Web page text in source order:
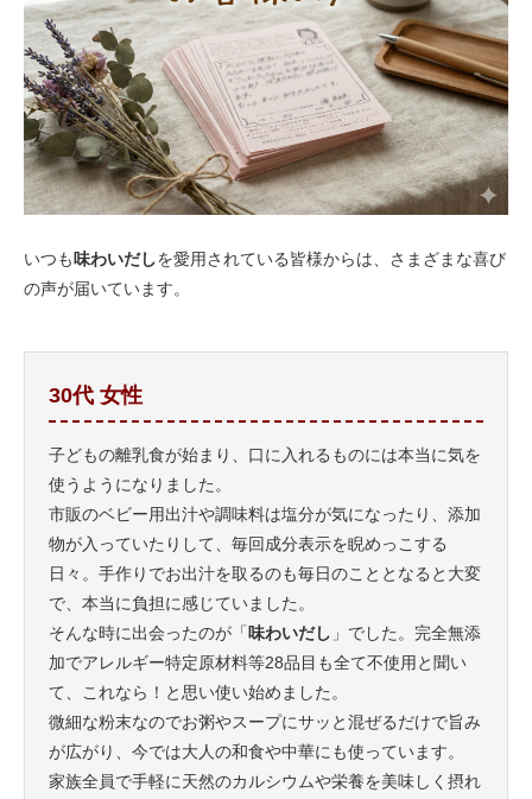
いつも味わいだしを愛用されている皆様からは、さまざまな喜び
の声が届いています。
30代 女性
子どもの離乳食が始まり、口に入れるものには本当に気を
使うようになりました。
市販のベビー用出汁や調味料は塩分が気になったり、添加
物が入っていたりして、毎回成分表示を睨めっこする
日々。手作りでお出汁を取るのも毎日のこととなると大変
で、本当に負担に感じていました。
そんな時に出会ったのが「味わいだし 」でした。完全無添
加でアレルギー特定原材料等28品目も全て不使用と聞い
て、これなら！と思い使い始めました。
微細な粉末なのでお粥やスープにサッと混ぜるだけで旨み
が広がり、今では大人の和食や中華にも使っています。
家族全員で手軽に天然のカルシウムや栄養を美味しく摂れ